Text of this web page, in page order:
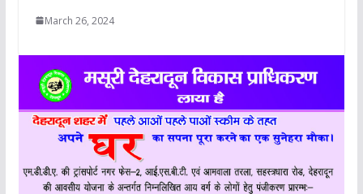
March 26, 2024